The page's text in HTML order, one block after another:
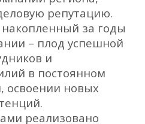
репутацию.
за годы
– плод успешной
и
в постоянном
освоении новых
реализовано